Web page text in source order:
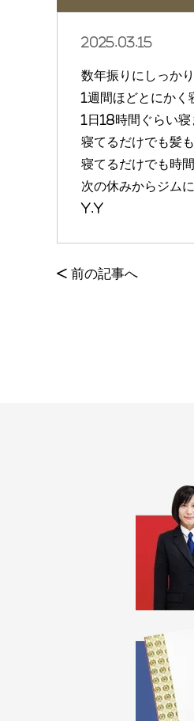
2025.03.15
数年振りにしっか
1週間ほどとにかく
1日18時間ぐらい寝
寝てるだけでも髪
寝てるだけでも時
次の休みからジム
y.y
< 前の記事へ